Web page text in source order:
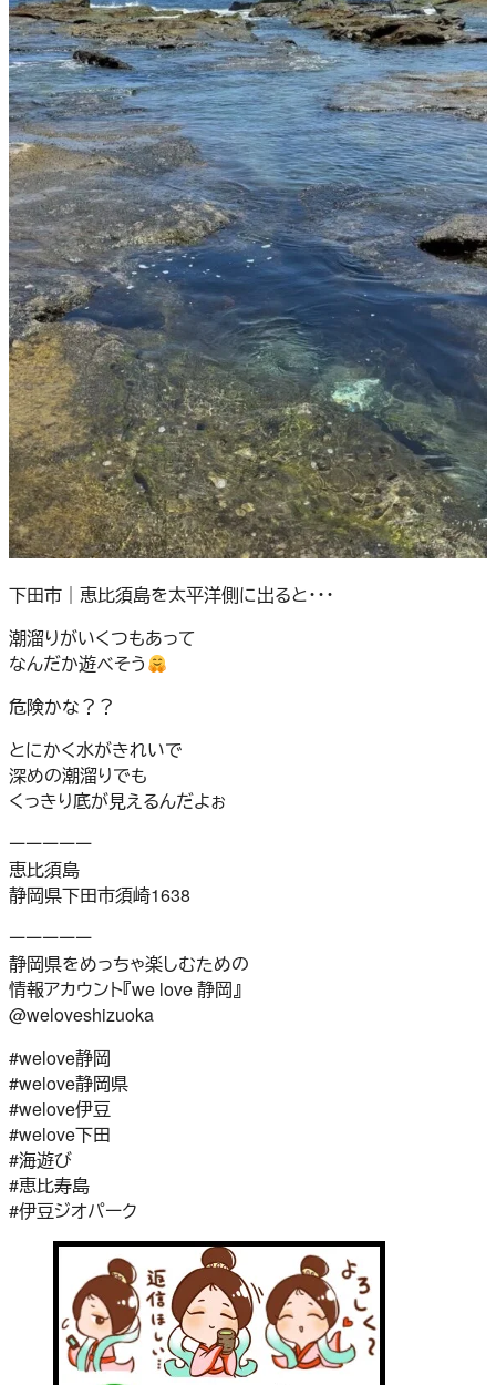
下田市｜恵比須島を太平洋側に出ると・・・
潮溜りがいくつもあって
なんだか遊べそう
危険かな？？
とにかく水がきれいで
深めの潮溜りでも
くっきり底が見えるんだよぉ
ーーーーー
恵比須島
静岡県下田市須崎1638
ーーーーー
静岡県をめっちゃ楽しむための
情報アカウント『we love 静岡』
@weloveshizuoka
#welove静岡
#welove静岡県
#welove伊豆
#welove下田
#海遊び
#恵比寿島
#伊豆ジオパーク